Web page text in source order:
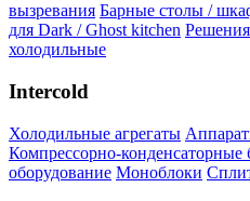
вызревания Барные столы /
для Dark / Ghost kitchen
холодильные
Intercold
Холодильные агрегаты
Компрессорно-конденсаторные
оборудование Моноблоки